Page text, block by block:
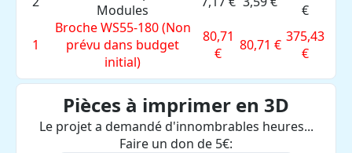
Modules
€
1
Broche WS55-180 (Non
prévu dans budget
initial)
80,71
€
80,71 € 375,43
€
Pièces à imprimer en 3D
Le projet a demandé d'innombrables heures...
Faire un don de 5€: